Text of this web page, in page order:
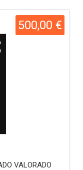
500,00 €
VALORADO